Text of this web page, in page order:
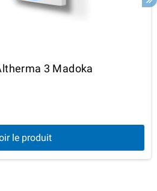
3 Madoka
le produit